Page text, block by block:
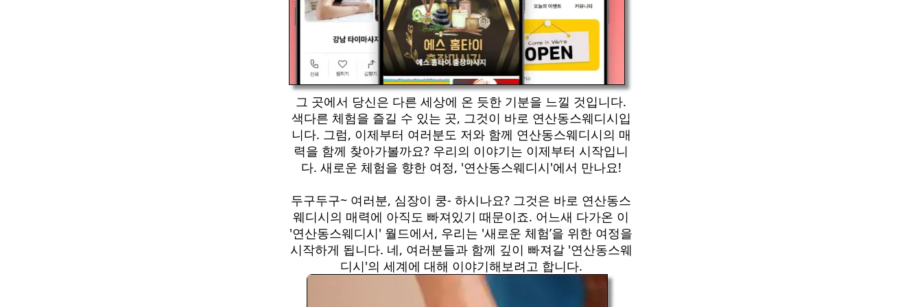
그 곳에서 당신은 다른 세상에 온 듯한 기분을 느낄 것입니다.
색다른 체험을 즐길 수 있는 곳, 그것이 바로 연산동스웨디시입
니다. 그럼, 이제부터 여러분도 저와 함께 연산동스웨디시의 매
력을 함께 찾아가볼까요? 우리의 이야기는 이제부터 시작입니
다. 새로운 체험을 향한 여정, '연산동스웨디시'에서 만나요!
두구두구~ 여러분, 심장이 쿵- 하시나요? 그것은 바로 연산동스
웨디시의 매력에 아직도 빠져있기 때문이죠. 어느새 다가온 이
'연산동스웨디시' 월드에서, 우리는 '새로운 체험’을 위한 여정을
시작하게 됩니다. 네, 여러분들과 함께 깊이 빠져갈 '연산동스웨
디시'의 세계에 대해 이야기해보려고 합니다.